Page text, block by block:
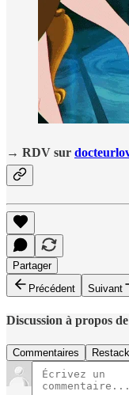
→ RDV sur
Partager
Précédent
Suivant
Discussion à propos
Commentaires